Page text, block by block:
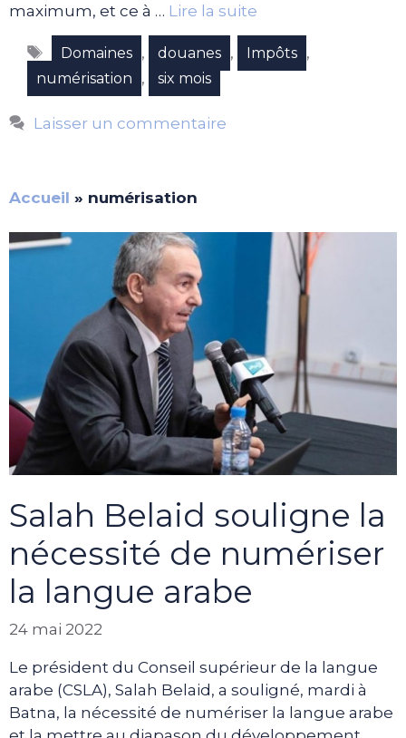
maximum, et ce à … Lire la suite
Étiquettes
Domaines , douanes , Impôts ,
numérisation , six mois
Laisser un commentaire
Accueil » numérisation
Salah Belaid souligne la
nécessité de numériser
la langue arabe
24 mai 2022
Le président du Conseil supérieur de la langue
arabe (CSLA), Salah Belaid, a souligné, mardi à
Batna, la nécessité de numériser la langue arabe